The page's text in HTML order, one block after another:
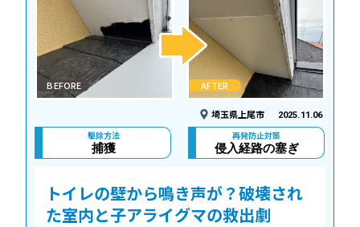
BEFORE AFTER
埼玉県上尾市 2025.11.06
駆除方法
捕獲
再発防止対策
侵入経路の塞ぎ
トイレの壁から鳴き声が？破壊され
た室内と子アライグマの救出劇